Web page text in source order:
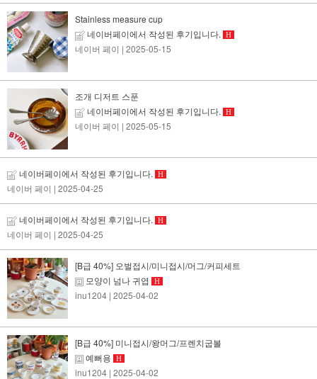
Stainless measure cup
네이버페이에서 작성된 후기입니다.
H
네이버 페이 | 2025-05-15
조개 디저트 스푼
네이버페이에서 작성된 후기입니다.
H
네이버 페이 | 2025-05-15
네이버페이에서 작성된 후기입니다. H
네이버 페이 | 2025-04-25
네이버페이에서 작성된 후기입니다. H
네이버 페이 | 2025-04-25
[B급 40%] 오벌접시/미니접시/머그/커피세트
모양이 넘나 귀엽
H
inu1204 | 2025-04-02
[B급 40%] 미니접시/왕머그/프렌치굽볼
예뻐용
H
inu1204 | 2025-04-02